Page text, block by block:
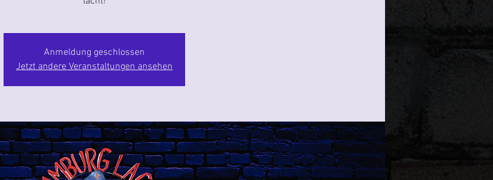
Anmeldung geschlossen
Jetzt andere Veranstaltungen ansehen